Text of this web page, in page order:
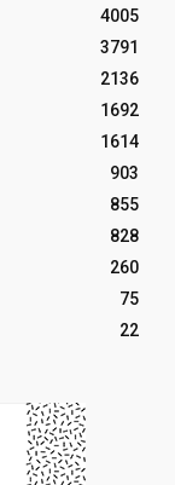
4005
3791
2136
1692
1614
903
855
828
260
75
22